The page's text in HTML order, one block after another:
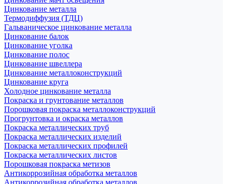
Цинкование металла
Термодиффузия (ТДЦ)
Гальваническое цинкование металла
Цинкование балок
Цинкование уголка
Цинкование полос
Цинкование швеллера
Цинкование металлоконструкций
Цинкование круга
Холодное цинкование металла
Покраска и грунтование металлов
Порошковая покраска металлоконструкций
Прогрунтовка и окраска металлов
Покраска металлических труб
Покраска металлических изделий
Покраска металлических профилей
Покраска металлических листов
Порошковая покраска метизов
Антикоррозийная обработка металлов
Антикоррозийная обработка металлов